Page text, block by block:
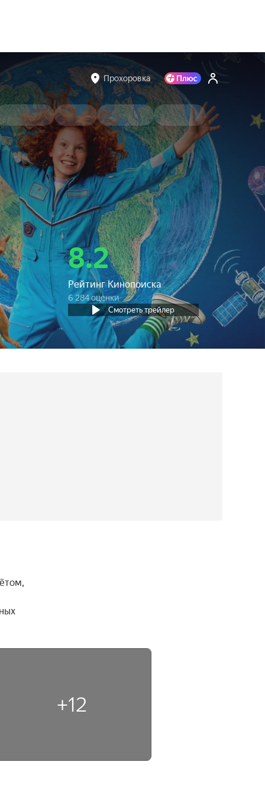
Прохоровка
8.2
Рейтинг Кинопоиска
6 284 оценки
Смотреть трейлер
+12